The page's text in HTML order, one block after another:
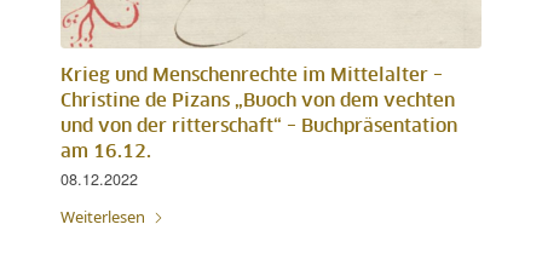
Krieg und Menschenrechte im Mittelalter –
Christine de Pizans „Buoch von dem vechten
und von der ritterschaft“ – Buchpräsentation
am 16.12.
08.12.2022
Weiterlesen